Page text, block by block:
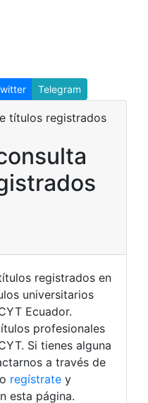
Telegram
registrados en
universitarios
Ecuador.
profesionales
Si tienes alguna
a través de
regístrate y
esta página.